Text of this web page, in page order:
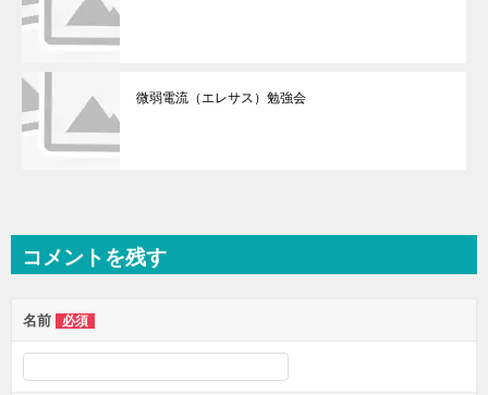
微弱電流（エレサス）勉強会
コメントを残す
名前 必須